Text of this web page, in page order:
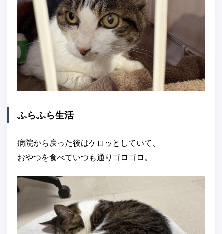
ふらふら生活
病院から戻った後はケロッとしていて、
おやつを食べていつも通りゴロゴロ。